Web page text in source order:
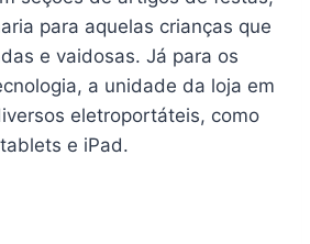
para aquelas crianças que
e vaidosas. Já para os
a unidade da loja em
eletroportáteis, como
tablets e iPad.